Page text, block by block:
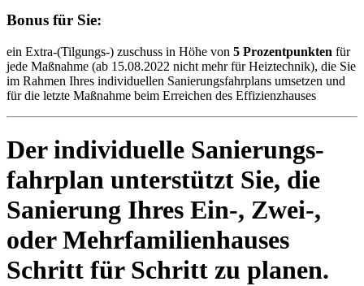
Bonus für Sie:
ein Extra-(Tilgungs-) zuschuss in Höhe von 5 Prozentpunkten für
jede Maßnahme (ab 15.08.2022 nicht mehr für Heiztechnik), die Sie
im Rahmen Ihres indivi­duellen Sanierungs­fahrplans umsetzen und
für die letzte Maßnahme beim Erreichen des Effizienzhauses
Der individuelle Sanierungs­
fahrplan unter­stützt Sie, die
Sanierung Ihres Ein-, Zwei-,
oder Mehr­familien­hauses
Schritt für Schritt zu planen.